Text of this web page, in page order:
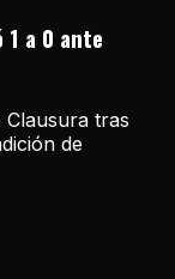
1 a 0 ante
tras
de